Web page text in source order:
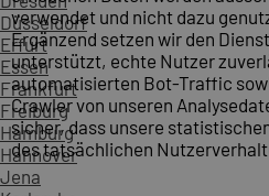
Düsseldorf
Erfurt
Essen
Frankfurt
Freiburg
Hamburg
Hannover
Jena
verwendet und nicht dazu
Ergänzend setzen wir den
unterstützt, echte Nutzer
automatisierten Bot-Traffic
Crawler von unseren
sicher, dass unsere
des tatsächlichen